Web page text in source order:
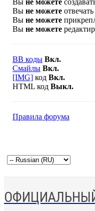
Вы не можете
Вы не можете
Вы не можете
Вы не можете
BB коды Вкл.
Смайлы Вкл.
[IMG] код Вкл.
HTML код Выкл.
Правила форума